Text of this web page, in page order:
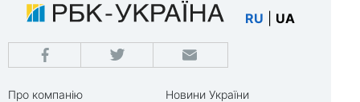
RU UA
Про компанію
Новини України